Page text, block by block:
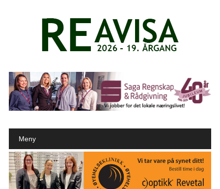
Main menu
Meny